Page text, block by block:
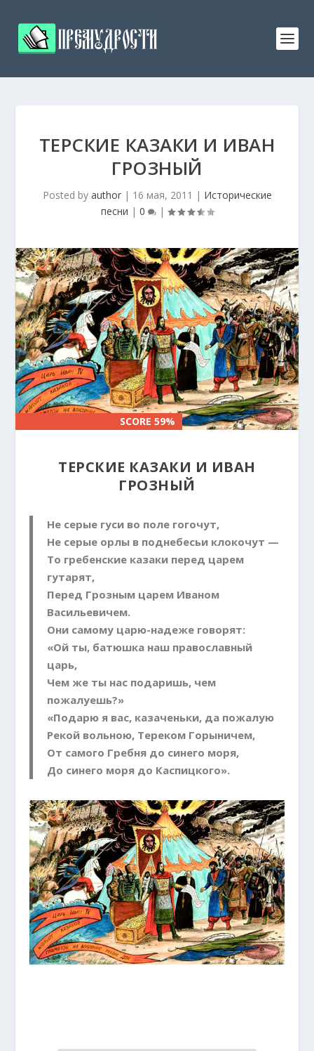
ТЕРСКИЕ КАЗАКИ И ИВАН
ГРОЗНЫЙ
Posted by author| 16 мая, 2011 | Исторические
песни | 0 |
SCORE 59%
SCORE 59%
ТЕРСКИЕ КАЗАКИ И ИВАН
ГРОЗНЫЙ
Не серые гуси во поле гогочут,
Не серые орлы в поднебесьи клокочут —
То гребенские казаки перед царем
гутарят,
Перед Грозным царем Иваном
Васильевичем.
Они самому царю-надеже говорят:
«Ой ты, батюшка наш православный
царь,
Чем же ты нас подаришь, чем
пожалуешь?»
«Подарю я вас, казаченьки, да пожалую
Рекой вольною, Тереком Горыничем,
От самого Гребня до синего моря,
До синего моря до Каспицкого».